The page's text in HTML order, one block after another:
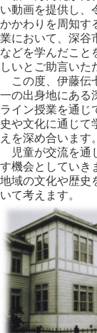
い動画を提供し、
かかわりを周知す
業において、深谷
などを学んだこと
しいとご助言いた
この度、伊藤伝
一の出身地にある
ライン授業を通じ
史や文化に通じて
えを深め合います。
児童が交流を通
す機会としていき
地域の文化や歴史
いて考えます。